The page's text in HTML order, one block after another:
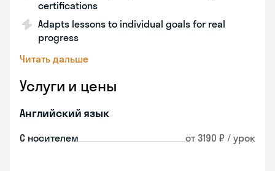
certifications
Adapts lessons to individual goals for real
progress
Читать дальше
Услуги и цены
Английский язык
С носителем от 3190 ₽ / урок